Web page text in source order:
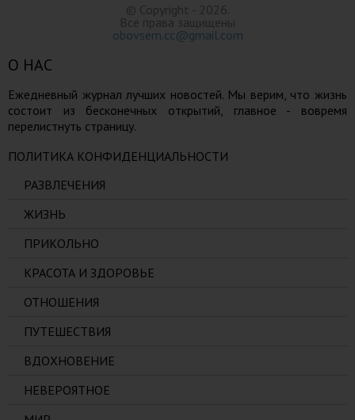
© Copyright - 2026.
Все права защищены
obovsem.cc@gmail.com
О НАС
Ежедневный журнал лучших новостей. Мы верим, что жизнь
состоит из бесконечных открытий, главное - вовремя
перелистнуть страницу.
ПОЛИТИКА КОНФИДЕНЦИАЛЬНОСТИ
РАЗВЛЕЧЕНИЯ
ЖИЗНЬ
ПРИКОЛЬНО
КРАСОТА И ЗДОРОВЬЕ
ОТНОШЕНИЯ
ПУТЕШЕСТВИЯ
ВДОХНОВЕНИЕ
НЕВЕРОЯТНОЕ